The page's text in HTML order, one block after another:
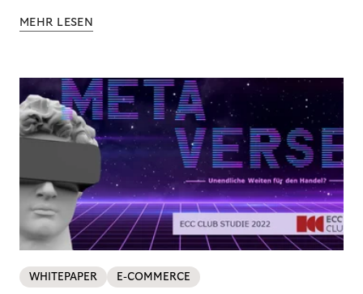
MEHR LESEN
WHITEPAPER E-COMMERCE